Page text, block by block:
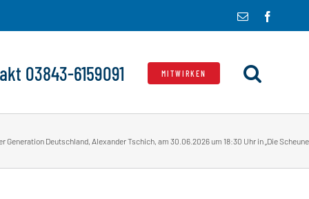
E-
03843-6159091 MITWIRKEN
Deutschland, Alexander Tschich, am 30.06.2026 um 18:30 Uhr in „Die